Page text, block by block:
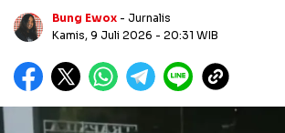
Bung Ewox - Jurnalis
Kamis, 9 Juli 2026 - 20:31 WIB